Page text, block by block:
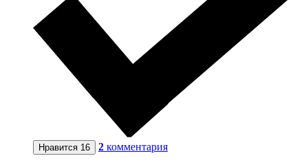
Нравится 16 2 комментария